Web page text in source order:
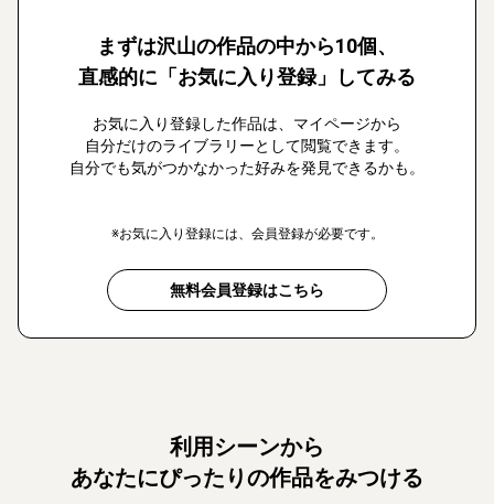
まずは沢山の作品の中から10個、
直感的に「お気に入り登録」してみる
お気に入り登録した作品は、マイページから
自分だけのライブラリーとして閲覧できます。
自分でも気がつかなかった好みを発見できるかも。
※お気に入り登録には、会員登録が必要です。
無料会員登録はこちら
利用シーンから
あなたにぴったりの作品をみつける